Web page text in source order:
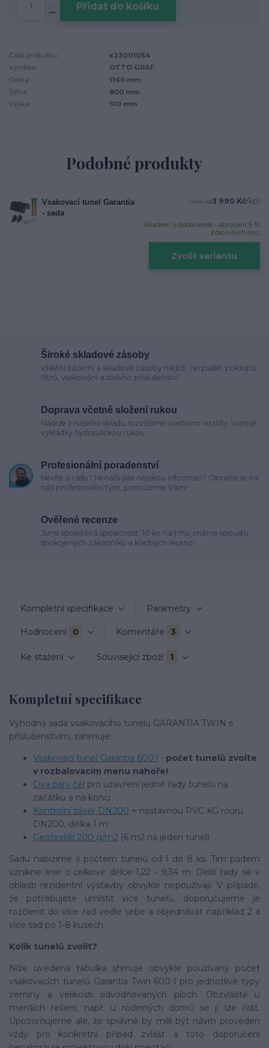
Přidat do košíku
Číslo produktu:
x230010S4
Výrobce:
OTTO GRAF
Délka:
1160 mm
Šířka:
800 mm
Výška:
510 mm
Podobné produkty
Vsakovací tunel Garantia
- sada
cena od3 990 Kč/kpl
Skladem u dodavatele - doručení 5-10
pracovních dnů
Zvolit variantu
Široké skladové zásoby
Vlastní zázemí a skladové zásoby nádrží, čerpadel, poklopů,
filtrů, vsakování a dalšího příslušenství
Doprava včetně složení rukou
Nádrže z našeho skladu rozvážíme vlastními vozidly, včetně
vykládky hydraulickou rukou
Profesionální poradenství
Nevíte si rady? Nenašli jste nějakou informaci? Obraťte se na
náš profesionální tým, pomůžeme Vám!
Ověřené recenze
Jsme spolehlivá společnost, 10 let na trhu, máme spoustu
spokojených zákazníku a kladných recenzí
Kompletní specifikace Parametry
Hodnocení 0 Komentáře 3
Ke stažení Související zboží 1
Kompletní specifikace
Výhodná sada vsakovacího tunelu GARANTIA TWIN s
příslušenstvím, zahrnuje:
Vsakovací tunel Garantia 600 l
- počet tunelů zvolte
v rozbalovacím menu nahoře!
Dva páry čel pro uzavření jedné řady tunelů na
začátku a na konci
Kontrolní závěr DN200 + nástavnou PVC KG rouru
DN200, délka 1 m
Geotextilii 200 g/m2 (6 m2 na jeden tunel)
Sadu nabízíme s počtem tunelů od 1 do 8 ks. Tím pádem
vznikne linie o celkové délce 1,22 - 9,34 m. Delší řady se v
oblasti rezidentní výstavby obvykle nepoužívají. V případě,
že potřebujete umístit více tunelů, doporučujeme je
rozčlenit do více řad vedle sebe a objednávat například 2 a
více sad po 1-8 kusech.
Kolik tunelů zvolit?
Níže uvedená tabulka shrnuje obvykle používaný počet
vsakovacích tunelů Garantia Twin 600 l pro jednotlivé typy
zeminy a velikosti odvodňovaných ploch. Obzvláště u
menších řešení, např. u rodinných domů se jí lze řídit.
Upozorňujeme ale, že správně by měl být návrh proveden
vždy pro konkrétní případ zvlášť a toto doporučení